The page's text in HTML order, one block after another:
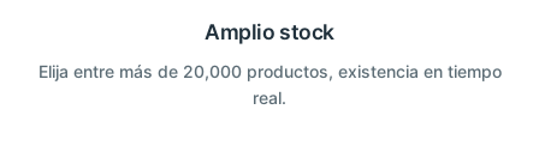
Amplio stock
Elija entre más de 20,000 productos, existencia en tiempo
real.